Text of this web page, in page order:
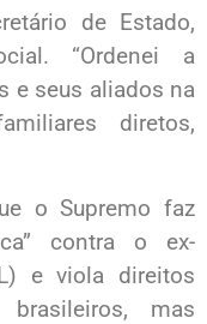
de Estado,
“Ordenei a
e seus aliados na
diretos,
o Supremo faz
contra o ex-
e viola direitos
mas